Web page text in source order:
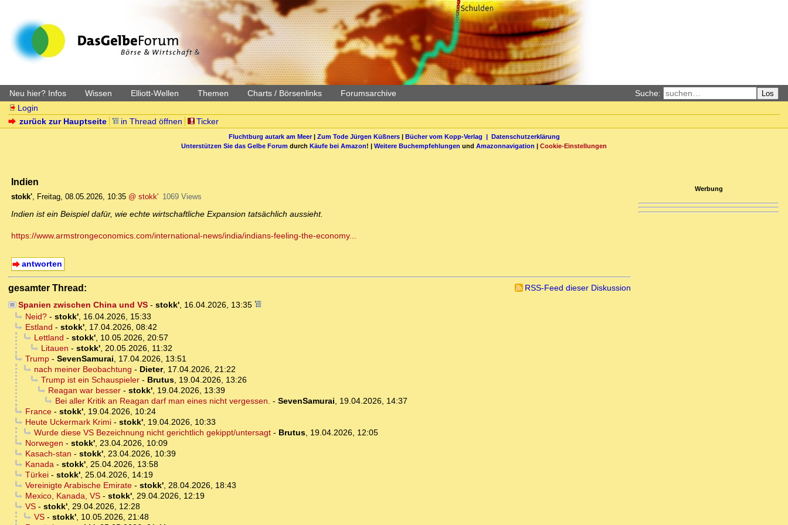
Neu hier? Infos Wissen Elliott-Wellen Themen Charts / Börsenlinks Forumsarchive Suche: Los
Login
zurück zur Hauptseite
in Thread öffnen Ticker
Fluchtburg autark am Meer| Zum Tode Jürgen Küßners| Bücher vom Kopp-Verlag | Datenschutzerklärung
Unterstützen Sie das Gelbe Forum durch Käufe bei Amazon! | Weitere Buchempfehlungen und Amazonnavigation | Cookie-Einstellungen
Indien
stokk', Freitag, 08.05.2026, 10:35 @ stokk' 1069 Views
Indien ist ein Beispiel dafür, wie echte wirtschaftliche Expansion tatsächlich aussieht.
https://www.armstrongeconomics.com/international-news/india/indians-feeling-the-economy...
antworten
gesamter Thread:
RSS-Feed dieser Diskussion
Spanien zwischen China und VS- stokk', 16.04.2026, 13:35
Neid?- stokk', 16.04.2026, 15:33
Estland - stokk', 17.04.2026, 08:42
Lettland - stokk', 10.05.2026, 20:57
Litauen - stokk', 20.05.2026, 11:32
Trump- SevenSamurai, 17.04.2026, 13:51
nach meiner Beobachtung - Dieter, 17.04.2026, 21:22
Trump ist ein Schauspieler- Brutus, 19.04.2026, 13:26
Reagan war besser- stokk', 19.04.2026, 13:39
Bei aller Kritik an Reagan darf man eines nicht vergessen. - SevenSamurai, 19.04.2026, 14:37
France- stokk', 19.04.2026, 10:24
Heute Uckermark Krimi- stokk', 19.04.2026, 10:33
Wurde diese VS Bezeichnung nicht gerichtlich gekippt/untersagt- Brutus, 19.04.2026, 12:05
Norwegen - stokk', 23.04.2026, 10:09
Kasach-stan - stokk', 23.04.2026, 10:39
Kanada- stokk', 25.04.2026, 13:58
Türkei- stokk', 25.04.2026, 14:19
Vereinigte Arabische Emirate- stokk', 28.04.2026, 18:43
Mexico, Kanada, VS- stokk', 29.04.2026, 12:19
VS- stokk', 29.04.2026, 12:28
VS- stokk', 10.05.2026, 21:48
Werbung